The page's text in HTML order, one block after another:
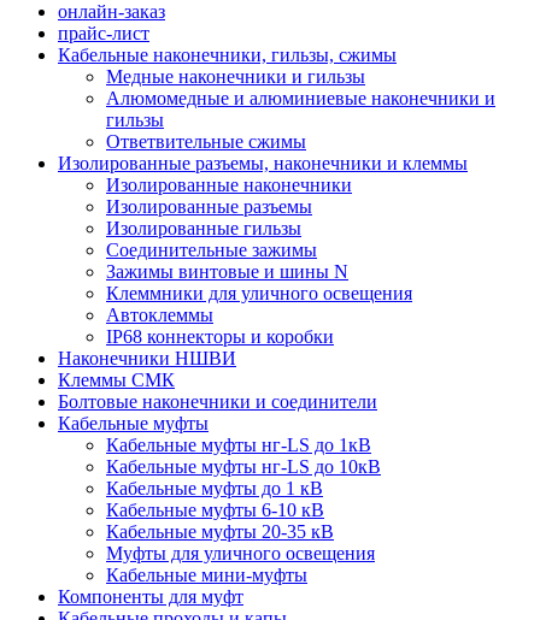
онлайн-заказ
прайс-лист
Кабельные наконечники, гильзы, сжимы
Медные наконечники и гильзы
Алюмомедные и алюминиевые наконечники и
гильзы
Ответвительные сжимы
Изолированные разъемы, наконечники и клеммы
Изолированные наконечники
Изолированные разъемы
Изолированные гильзы
Соединительные зажимы
Зажимы винтовые и шины N
Клеммники для уличного освещения
Автоклеммы
IP68 коннекторы и коробки
Наконечники НШВИ
Клеммы СМК
Болтовые наконечники и соединители
Кабельные муфты
Кабельные муфты нг-LS до 1кВ
Кабельные муфты нг-LS до 10кВ
Кабельные муфты до 1 кВ
Кабельные муфты 6-10 кВ
Кабельные муфты 20-35 кВ
Муфты для уличного освещения
Кабельные мини-муфты
Компоненты для муфт